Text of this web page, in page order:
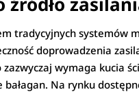
tradycyjnych systemów
doprowadzenia
zazwyczaj wymaga kucia
bałagan. Na rynku